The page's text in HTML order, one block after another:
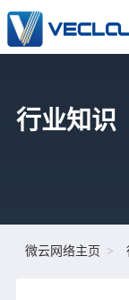
行业知识
微云网络主页